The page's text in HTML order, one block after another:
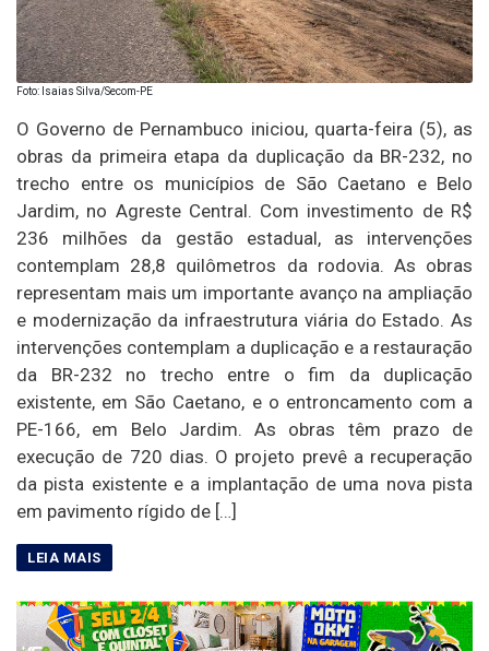
Foto: Isaias Silva/Secom-PE
O Governo de Pernambuco iniciou, quarta-feira (5), as
obras da primeira etapa da duplicação da BR-232, no
trecho entre os municípios de São Caetano e Belo
Jardim, no Agreste Central. Com investimento de R$
236 milhões da gestão estadual, as intervenções
contemplam 28,8 quilômetros da rodovia. As obras
representam mais um importante avanço na ampliação
e modernização da infraestrutura viária do Estado. As
intervenções contemplam a duplicação e a restauração
da BR-232 no trecho entre o fim da duplicação
existente, em São Caetano, e o entroncamento com a
PE-166, em Belo Jardim. As obras têm prazo de
execução de 720 dias. O projeto prevê a recuperação
da pista existente e a implantação de uma nova pista
em pavimento rígido de […]